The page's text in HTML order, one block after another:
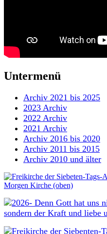
Untermenü
Archiv 2021 bis 2025
2023 Archiv
2022 Archiv
2021 Archiv
Archiv 2016 bis 2020
Archiv 2011 bis 2015
Archiv 2010 und älter